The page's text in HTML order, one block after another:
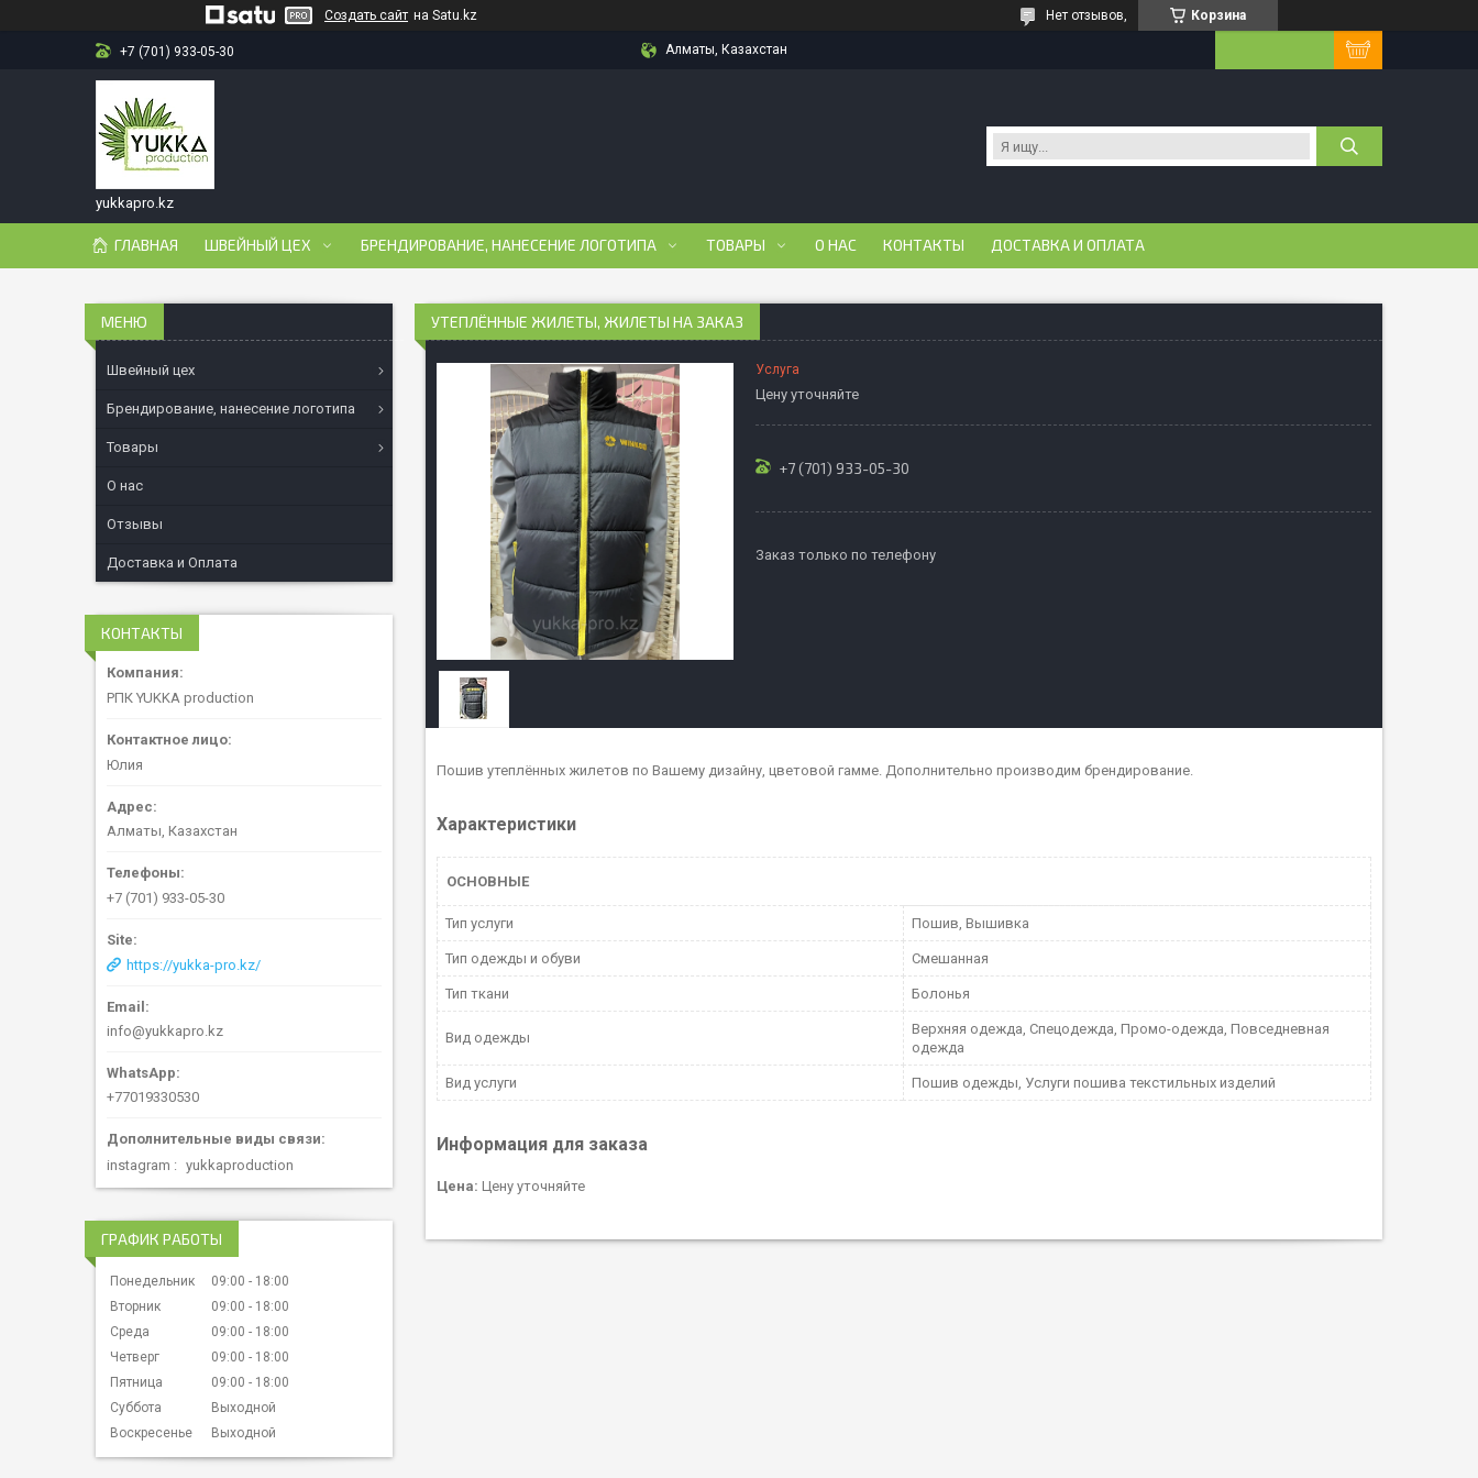
Создать сайт на Satu.kz Корзина
Нет отзывов,
+7 (701) 933-05-30 Алматы, Казахстан
yukkapro.kz
ГЛАВНАЯ ШВЕЙНЫЙ ЦЕХ БРЕНДИРОВАНИЕ, НАНЕСЕНИЕ ЛОГОТИПА ТОВАРЫ О НАС КОНТАКТЫ ДОСТАВКА И ОПЛАТА
УТЕПЛЁННЫЕ ЖИЛЕТЫ, ЖИЛЕТЫ НА ЗАКАЗ
Услуга
Цену уточняйте
+7 (701) 933-05-30
Заказ только по телефону
Пошив утеплённых жилетов по Вашему дизайну, цветовой гамме. Дополнительно производим брендирование.
Характеристики
ОСНОВНЫЕ
Тип услуги Пошив, Вышивка
Тип одежды и обуви Смешанная
Тип ткани Болонья
Вид одежды
Верхняя одежда, Спецодежда, Промо-одежда, Повседневная
одежда
Вид услуги Пошив одежды, Услуги пошива текстильных изделий
Информация для заказа
Цена: Цену уточняйте
Швейный цех
Брендирование, нанесение логотипа
Товары
О нас
Отзывы
Доставка и Оплата
КОНТАКТЫ
РПК YUKKA production
Юлия
Алматы, Казахстан
+7 (701) 933-05-30
https://yukka-pro.kz/
info@yukkapro.kz
+77019330530
instagram yukkaproduction
ГРАФИК РАБОТЫ
Понедельник 09:00
18:00
Вторник
09:00
18:00
Среда
09:00
18:00
Четверг
09:00
18:00
Пятница
09:00
18:00
Суббота
Выходной
Воскресенье
Выходной